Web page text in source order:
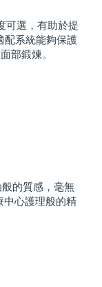
可選，有助於提
配系統能夠保護
部鍛煉。
的質感，毫無
心護理般的精